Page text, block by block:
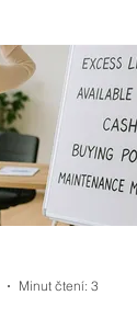
Minut čtení: 3